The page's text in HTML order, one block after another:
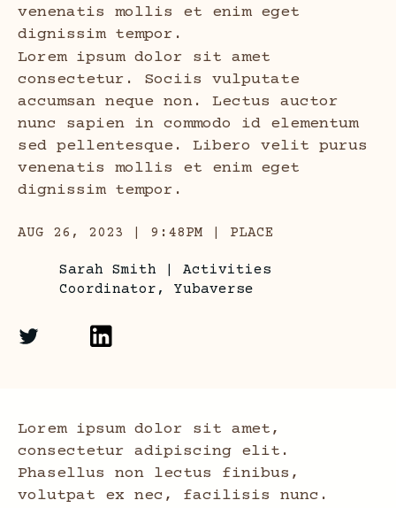
venenatis mollis et enim eget
dignissim tempor.
Lorem ipsum dolor sit amet
consectetur. Sociis vulputate
accumsan neque non. Lectus auctor
nunc sapien in commodo id elementum
sed pellentesque. Libero velit purus
venenatis mollis et enim eget
dignissim tempor.
AUG 26, 2023 | 9:48PM | PLACE
Sarah Smith
Activities
Coordinator, Yubaverse
Lorem ipsum dolor sit amet,
consectetur adipiscing elit.
Phasellus non lectus finibus,
volutpat ex nec, facilisis nunc.